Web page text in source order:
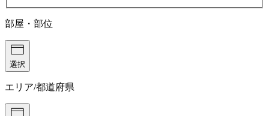
部屋・部位
選択
エリア/都道府県